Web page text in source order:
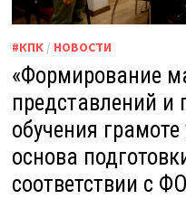
#КПК/ НОВОСТИ
«Формирование
представлений и
обучения
основа
соответствии с